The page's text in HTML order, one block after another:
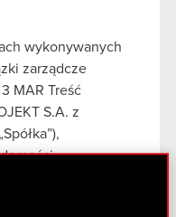
wykonywanych
zarządcze
MAR Treść
S.A. z